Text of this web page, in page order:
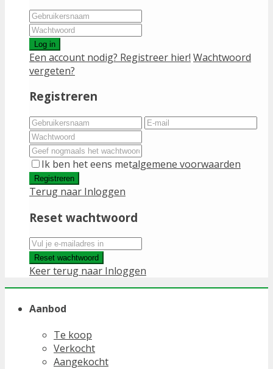
Log in
Een account nodig? Registreer hier! Wachtwoord
vergeten?
Registreren
Ik ben het eens metalgemene voorwaarden
Registreren
Terug naar Inloggen
Reset wachtwoord
Reset wachtwoord
Keer terug naar Inloggen
Aanbod
Te koop
Verkocht
Aangekocht